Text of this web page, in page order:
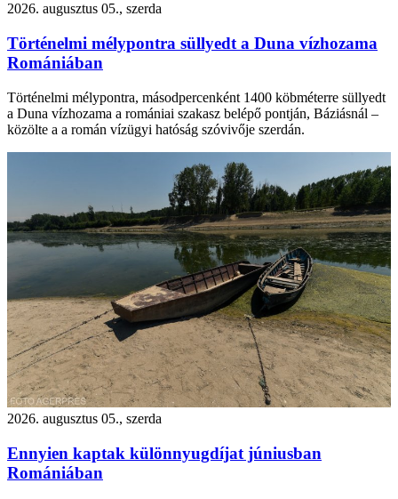
2026. augusztus 05., szerda
Történelmi mélypontra süllyedt a Duna vízhozama
Romániában
Történelmi mélypontra, másodpercenként 1400 köbméterre süllyedt
a Duna vízhozama a romániai szakasz belépő pontján, Báziásnál –
közölte a a román vízügyi hatóság szóvivője szerdán.
2026. augusztus 05., szerda
Ennyien kaptak különnyugdíjat júniusban
Romániában